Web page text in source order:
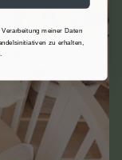
meiner Daten
zu erhalten,